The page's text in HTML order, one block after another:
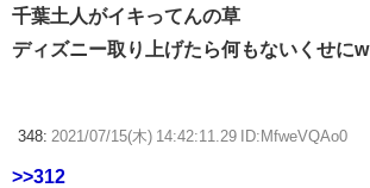
千葉土人がイキってんの草
ディズニー取り上げたら何もないくせにw
348: 2021/07/15(木) 14:42:11.29 ID:MfweVQAo0
>>312